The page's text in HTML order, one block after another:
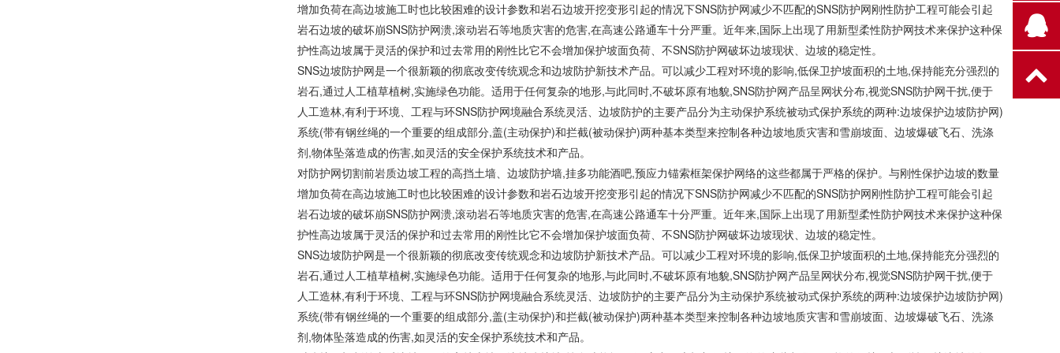
增加负荷在高边坡施工时也比较困难的设计参数和岩石边坡开挖变形引起的情况下SNS防护网减少不匹配的SNS防护网刚性防护工程可能会引起
岩石边坡的破坏崩SNS防护网溃,滚动岩石等地质灾害的危害,在高速公路通车十分严重。近年来,国际上出现了用新型柔性防护网技术来保护这种保
护性高边坡属于灵活的保护和过去常用的刚性比它不会增加保护坡面负荷、不SNS防护网破坏边坡现状、边坡的稳定性。
SNS边坡防护网是一个很新颖的彻底改变传统观念和边坡防护新技术产品。可以减少工程对环境的影响,低保卫护坡面积的土地,保持能充分强烈的
岩石,通过人工植草植树,实施绿色功能。适用于任何复杂的地形,与此同时,不破坏原有地貌,SNS防护网产品呈网状分布,视觉SNS防护网干扰,便于
人工造林,有利于环境、工程与环SNS防护网境融合系统灵活、边坡防护的主要产品分为主动保护系统被动式保护系统的两种:边坡保护边坡防护网)
系统(带有钢丝绳的一个重要的组成部分,盖(主动保护)和拦截(被动保护)两种基本类型来控制各种边坡地质灾害和雪崩坡面、边坡爆破飞石、洗涤
剂,物体坠落造成的伤害,如灵活的安全保护系统技术和产品。
对防护网切割前岩质边坡工程的高挡土墙、边坡防护墙,挂多功能酒吧,预应力锚索框架保护网络的这些都属于严格的保护。与刚性保护边坡的数量
增加负荷在高边坡施工时也比较困难的设计参数和岩石边坡开挖变形引起的情况下SNS防护网减少不匹配的SNS防护网刚性防护工程可能会引起
岩石边坡的破坏崩SNS防护网溃,滚动岩石等地质灾害的危害,在高速公路通车十分严重。近年来,国际上出现了用新型柔性防护网技术来保护这种保
护性高边坡属于灵活的保护和过去常用的刚性比它不会增加保护坡面负荷、不SNS防护网破坏边坡现状、边坡的稳定性。
SNS边坡防护网是一个很新颖的彻底改变传统观念和边坡防护新技术产品。可以减少工程对环境的影响,低保卫护坡面积的土地,保持能充分强烈的
岩石,通过人工植草植树,实施绿色功能。适用于任何复杂的地形,与此同时,不破坏原有地貌,SNS防护网产品呈网状分布,视觉SNS防护网干扰,便于
人工造林,有利于环境、工程与环SNS防护网境融合系统灵活、边坡防护的主要产品分为主动保护系统被动式保护系统的两种:边坡保护边坡防护网)
系统(带有钢丝绳的一个重要的组成部分,盖(主动保护)和拦截(被动保护)两种基本类型来控制各种边坡地质灾害和雪崩坡面、边坡爆破飞石、洗涤
剂,物体坠落造成的伤害,如灵活的安全保护系统技术和产品。